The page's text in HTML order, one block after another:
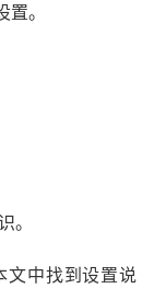
。
。
文中找到设置说